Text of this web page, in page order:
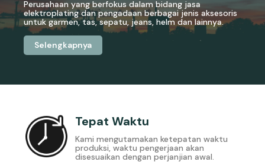
Perusahaan yang berfokus dalam bidang jasa
elektroplating dan pengadaan berbagai jenis aksesoris
untuk garmen, tas, sepatu, jeans, helm dan lainnya.
Selengkapnya
Tepat Waktu
Kami mengutamakan ketepatan waktu
produksi, waktu pengerjaan akan
disesuaikan dengan perjanjian awal.